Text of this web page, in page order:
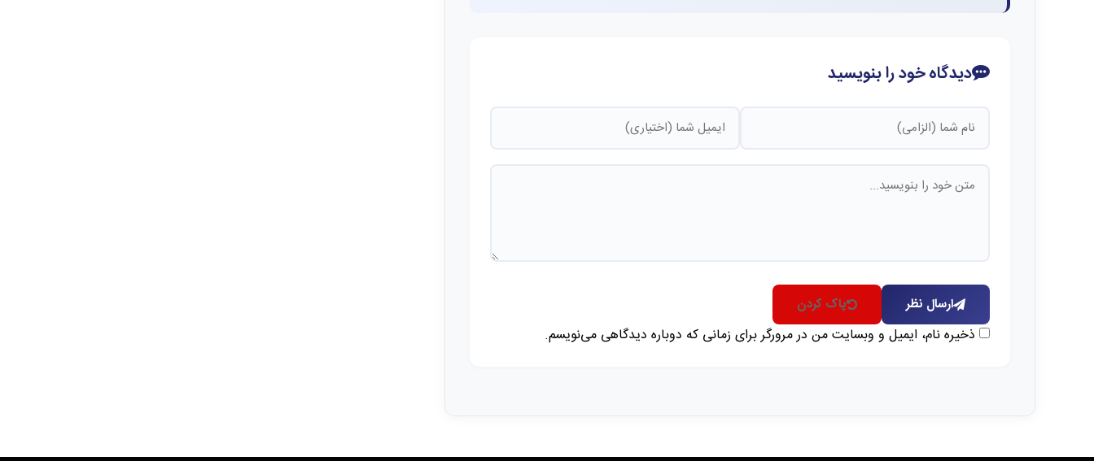
دیدگاه خود را بنویسید
ارسال نظر پاک کردن
ذخیره نام، ایمیل و وبسایت من در مرورگر برای زمانی که دوباره دیدگاهی می‌نویسم.